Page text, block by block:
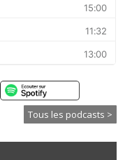
Tous les podcasts >